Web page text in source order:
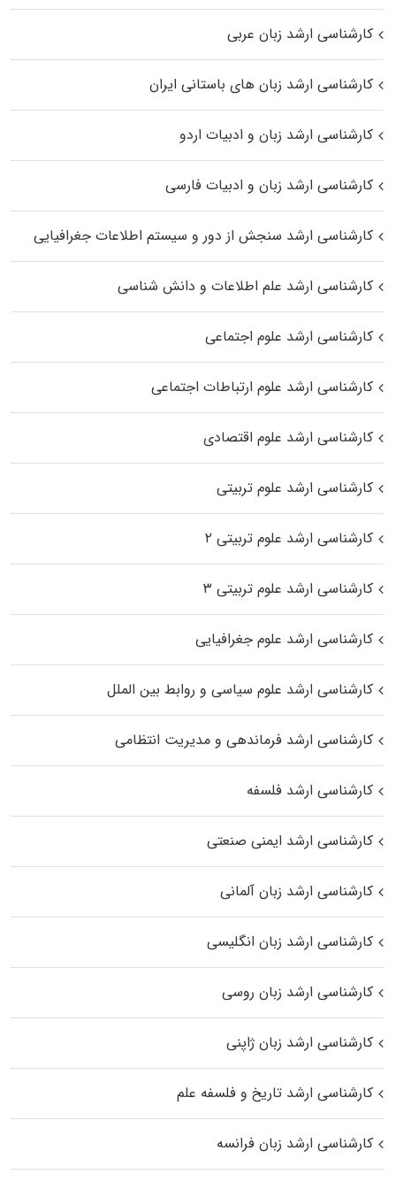
کارشناسی ارشد زبان عربی
کارشناسی ارشد زبان‌ های باستانی ایران
کارشناسی ارشد زبان و ادبیات اردو
کارشناسی ارشد زبان و ادبیات فارسی
کارشناسی ارشد سنجش از دور و سیستم اطلاعات جغرافیایی
کارشناسی ارشد علم اطلاعات و دانش شناسی
کارشناسی ارشد علوم اجتماعی
کارشناسی ارشد علوم ارتباطات اجتماعی
کارشناسی ارشد علوم اقتصادی
کارشناسی ارشد علوم تربیتی
کارشناسی ارشد علوم تربیتی ۲
کارشناسی ارشد علوم تربیتی ۳
کارشناسی ارشد علوم جغرافیایی
کارشناسی ارشد علوم سیاسی و روابط بین الملل
کارشناسی ارشد فرماندهی و مدیریت انتظامی
کارشناسی ارشد فلسفه
کارشناسی ارشد ایمنی صنعتی
کارشناسی ارشد زبان آلمانی
کارشناسی ارشد زبان انگلیسی
کارشناسی ارشد زبان روسی
کارشناسی ارشد زبان ژاپنی
کارشناسی ارشد تاریخ و فلسفه علم
کارشناسی ارشد زبان فرانسه